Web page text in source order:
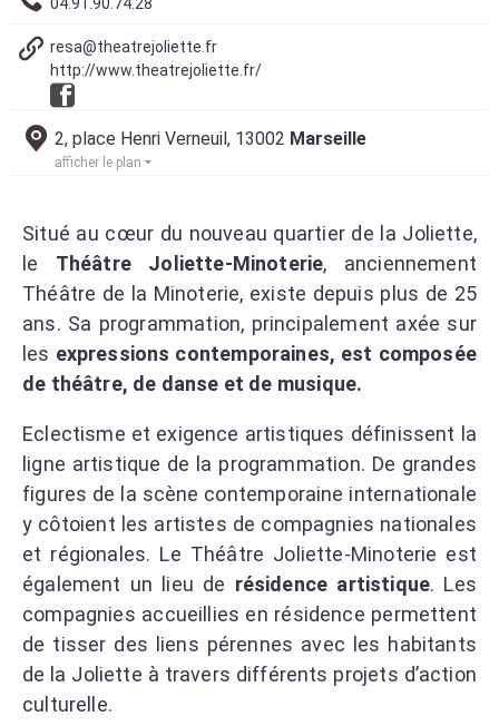
resa@theatrejoliette.fr
http://www.theatrejoliette.fr/
2, place Henri Verneuil, 13002 Marseille
afficher le plan
Situé au cœur du nouveau quartier de la Joliette,
le Théâtre Joliette-Minoterie, anciennement
Théâtre de la Minoterie, existe depuis plus de 25
ans. Sa programmation, principalement axée sur
les expressions contemporaines, est composée
de théâtre, de danse et de musique.
Eclectisme et exigence artistiques définissent la
ligne artistique de la programmation. De grandes
figures de la scène contemporaine internationale
y côtoient les artistes de compagnies nationales
et régionales. Le Théâtre Joliette-Minoterie est
également un lieu de résidence artistique. Les
compagnies accueillies en résidence permettent
de tisser des liens pérennes avec les habitants
de la Joliette à travers différents projets d’action
culturelle.